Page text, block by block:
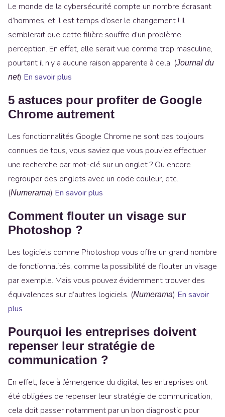
Le monde de la cybersécurité compte un nombre écrasant
d’hommes, et il est temps d’oser le changement ! Il
semblerait que cette filière souffre d’un problème
perception. En effet, elle serait vue comme trop masculine,
pourtant il n’y a aucune raison apparente à cela. (Journal du
net) En savoir plus
5 astuces pour profiter de Google
Chrome autrement
Les fonctionnalités Google Chrome ne sont pas toujours
connues de tous, vous saviez que vous pouviez effectuer
une recherche par mot-clé sur un onglet ? Ou encore
regrouper des onglets avec un code couleur, etc.
(Numerama) En savoir plus
Comment flouter un visage sur
Photoshop ?
Les logiciels comme Photoshop vous offre un grand nombre
de fonctionnalités, comme la possibilité de flouter un visage
par exemple. Mais vous pouvez évidemment trouver des
équivalences sur d’autres logiciels. (Numerama) En savoir
plus
Pourquoi les entreprises doivent
repenser leur stratégie de
communication ?
En effet, face à l’émergence du digital, les entreprises ont
été obligées de repenser leur stratégie de communication,
cela doit passer notamment par un bon diagnostic pour